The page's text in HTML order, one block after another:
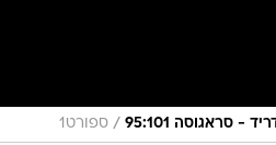
סראגוסה 95:101 / ספורט1